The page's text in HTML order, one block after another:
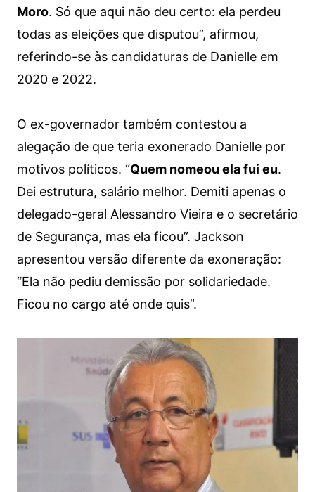
Moro. Só que aqui não deu certo: ela perdeu
todas as eleições que disputou”, afirmou,
referindo-se às candidaturas de Danielle em
2020 e 2022.
O ex-governador também contestou a
alegação de que teria exonerado Danielle por
motivos políticos. “Quem nomeou ela fui eu.
Dei estrutura, salário melhor. Demiti apenas o
delegado-geral Alessandro Vieira e o secretário
de Segurança, mas ela ficou”. Jackson
apresentou versão diferente da exoneração:
“Ela não pediu demissão por solidariedade.
Ficou no cargo até onde quis”.